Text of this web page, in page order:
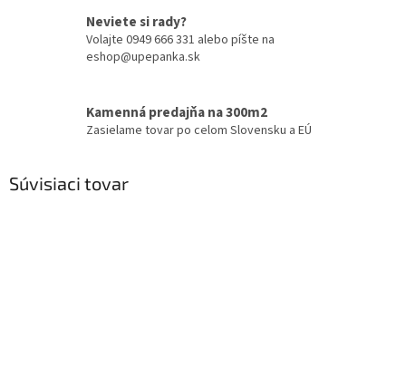
Neviete si rady?
Volajte 0949 666 331 alebo píšte na
eshop@upepanka.sk
Kamenná predajňa na 300m2
Zasielame tovar po celom Slovensku a EÚ
Súvisiaci tovar